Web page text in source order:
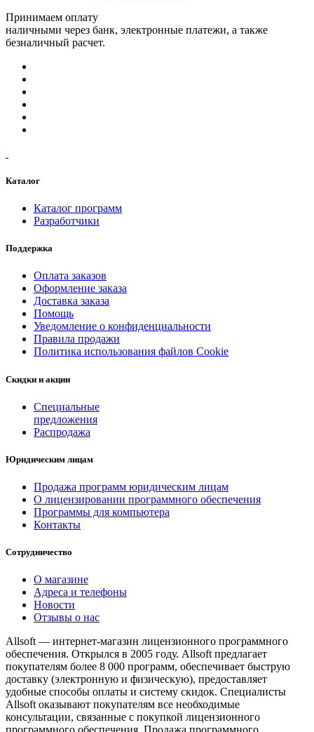
Принимаем оплату
наличными через банк, электронные платежи, а также
безналичный расчет.
Каталог
Каталог программ
Разработчики
Поддержка
Оплата заказов
Оформление заказа
Доставка заказа
Помощь
Уведомление о конфиденциальности
Правила продажи
Политика использования файлов Cookie
Скидки и акции
Специальные
предложения
Распродажа
Юридическим лицам
Продажа программ юридическим лицам
О лицензировании программного обеспечения
Программы для компьютера
Контакты
Сотрудничество
О магазине
Адреса и телефоны
Новости
Отзывы о нас
Allsoft — интернет-магазин лицензионного программного
обеспечения. Открылся в 2005 году. Allsoft предлагает
покупателям более 8 000 программ, обеспечивает быструю
доставку (электронную и физическую), предоставляет
удобные способы оплаты и систему скидок. Специалисты
Allsoft оказывают покупателям все необходимые
консультации, связанные с покупкой лицензионного